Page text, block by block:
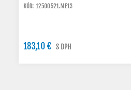
KÓD: 12500521.ME13
183,10 € S DPH